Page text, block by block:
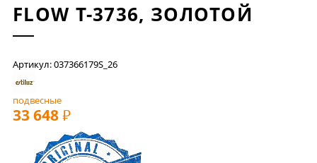
FLOW T-3736, ЗОЛОТОЙ
Артикул: 037366179S_26
подвесные
33 648 РУБ